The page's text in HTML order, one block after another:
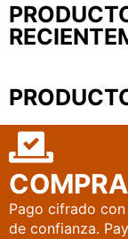
Libros y cómics
Papelería y regalos
Envío gratis
Pago cifrado
de confianza.